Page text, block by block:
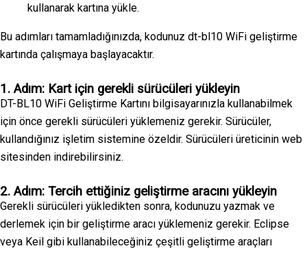
kullanarak kartına yükle.
Bu adımları tamamladığınızda, kodunuz dt-bl10 WiFi geliştirme
kartında çalışmaya başlayacaktır.
1. Adım: Kart için gerekli sürücüleri yükleyin
DT-BL10 WiFi Geliştirme Kartını bilgisayarınızla kullanabilmek
için önce gerekli sürücüleri yüklemeniz gerekir. Sürücüler,
kullandığınız işletim sistemine özeldir. Sürücüleri üreticinin web
sitesinden indirebilirsiniz.
2. Adım: Tercih ettiğiniz geliştirme aracını yükleyin
Gerekli sürücüleri yükledikten sonra, kodunuzu yazmak ve
derlemek için bir geliştirme aracı yüklemeniz gerekir. Eclipse
veya Keil gibi kullanabileceğiniz çeşitli geliştirme araçları